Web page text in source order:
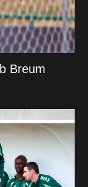
Breum